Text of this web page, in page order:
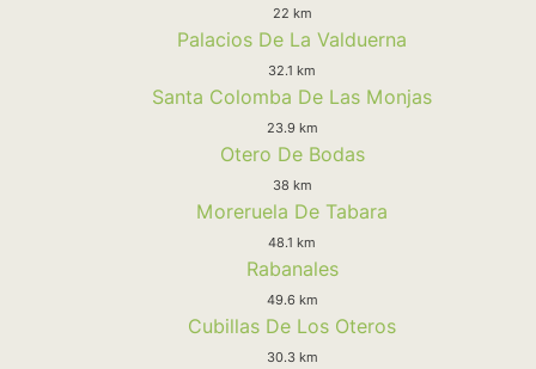
22 km
Palacios De La Valduerna
32.1 km
Santa Colomba De Las Monjas
23.9 km
Otero De Bodas
38 km
Moreruela De Tabara
48.1 km
Rabanales
49.6 km
Cubillas De Los Oteros
30.3 km